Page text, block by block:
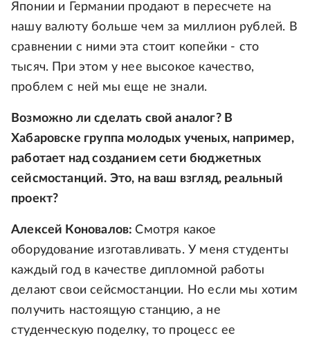
Японии и Германии продают в пересчете на
нашу валюту больше чем за миллион рублей. В
сравнении с ними эта стоит копейки - сто
тысяч. При этом у нее высокое качество,
проблем с ней мы еще не знали.
Возможно ли сделать свой аналог? В
Хабаровске группа молодых ученых, например,
работает над созданием сети бюджетных
сейсмостанций. Это, на ваш взгляд, реальный
проект?
Алексей Коновалов:Смотря какое
оборудование изготавливать. У меня студенты
каждый год в качестве дипломной работы
делают свои сейсмостанции. Но если мы хотим
получить настоящую станцию, а не
студенческую поделку, то процесс ее